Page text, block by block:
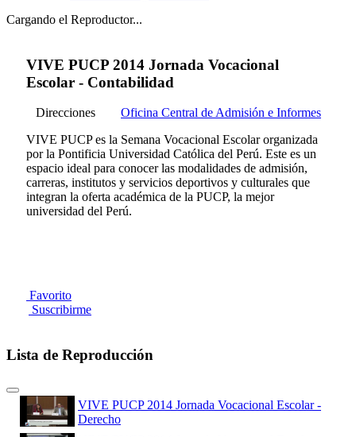
Cargando el Reproductor...
VIVE PUCP 2014 Jornada Vocacional
Escolar - Contabilidad
Direcciones
Oficina Central de Admisión e Informes
VIVE PUCP es la Semana Vocacional Escolar organizada
por la Pontificia Universidad Católica del Perú. Este es un
espacio ideal para conocer las modalidades de admisión,
carreras, institutos y servicios deportivos y culturales que
integran la oferta académica de la PUCP, la mejor
universidad del Perú.
Favorito
Suscribirme
Lista de Reproducción
VIVE PUCP 2014 Jornada Vocacional Escolar -
Derecho